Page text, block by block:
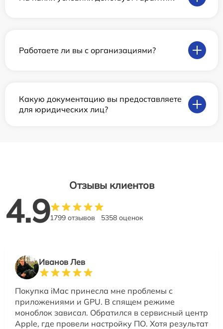
Работаете ли вы с организациями?
Какую документацию вы предоставляете
для юридических лиц?
Отзывы клиентов
4.91799 отзывов 5358 оценок
Иванов Лев
Покупка iMac принесла мне проблемы с
приложениями и GPU. В спящем режиме
моноблок зависал. Обратился в сервисный центр
Apple, где провели настройку ПО. Хотя результат